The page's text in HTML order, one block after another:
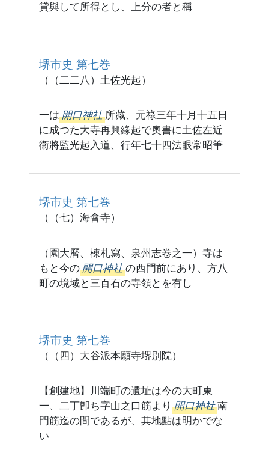
貸與して所得とし、上分の者と稱
堺市史 第七巻
（（二二八）土佐光起）
一は 開口神社 所藏、元祿三年十月十五日
に成つた大寺再興緣起で奧書に土佐左近
衞將監光起入道、行年七十四法眼常昭筆
堺市史 第七巻
（（七）海會寺）
（園大曆、棟札寫、泉州志卷之一）寺は
もと今の 開口神社 の西門前にあり、方八
町の境域と三百石の寺領とを有し
堺市史 第七巻
（（四）大谷派本願寺堺別院）
【創建地】川端町の遺址は今の大町東
一、二丁卽ち字山之口筋より 開口神社 南
門筋迄の間であるが、其地點は明かでな
い